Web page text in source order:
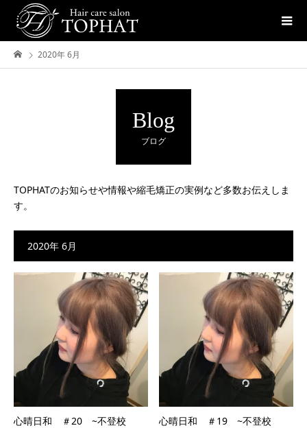
2020年 6月
Blog
ブログ
TOPHATのお知らせや情報や縮毛矯正の実例など多数お伝えしま
す。
2020年 6月
心晴日和 ＃20 ~不登校
心晴日和 ＃19 ~不登校